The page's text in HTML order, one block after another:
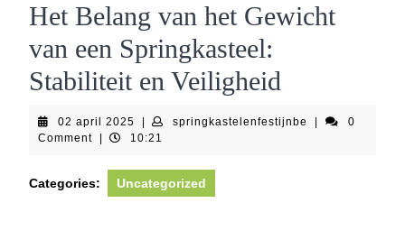
Het Belang van het Gewicht
van een Springkasteel:
Stabiliteit en Veiligheid
02 april 2025 02
april
springkastelenfestijnbe
0
Comment
10:21
Categories: Uncategorized